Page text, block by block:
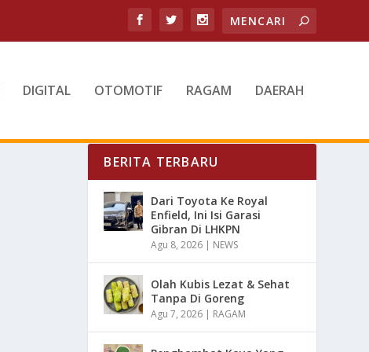
DIGITAL OTOMOTIF RAGAM DAERAH
BERITA TERBARU
Dari Toyota Ke Royal
Enfield, Ini Isi Garasi
Gibran Di LHKPN
Agu 8, 2026 | NEWS
Olah Kubis Lezat & Sehat
Tanpa Di Goreng
Agu 7, 2026 | RAGAM